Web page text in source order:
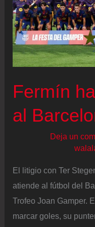
Fermín
al
Deja un
El litigio con Ter
atiende al fútbol del
Trofeo Joan Gamper.
marcar goles, su